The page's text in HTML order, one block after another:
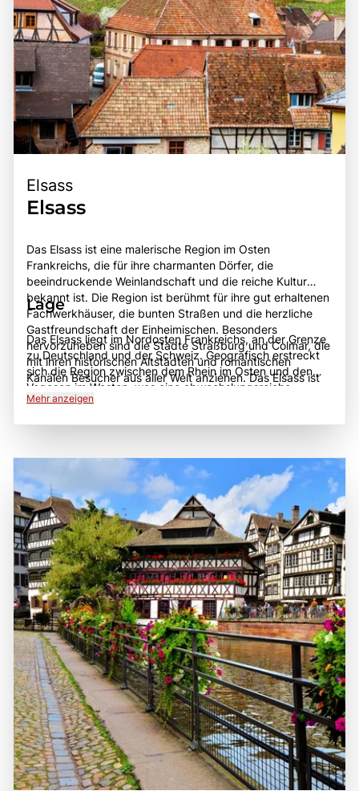
Elsass
Elsass
Das Elsass ist eine malerische Region im Osten
Frankreichs, die für ihre charmanten Dörfer, die
beeindruckende Weinlandschaft und die reiche Kultur
bekannt ist. Die Region ist berühmt für ihre gut erhaltenen
Fachwerkhäuser, die bunten Straßen und die herzliche
Gastfreundschaft der Einheimischen. Besonders
hervorzuheben sind die Städte Straßburg und Colmar, die
mit ihren historischen Altstädten und romantischen
Kanälen Besucher aus aller Welt anziehen. Das Elsass ist
auch für seine kulinarischen Köstlichkeiten bekannt,
hervorragenden Weine, die entlang der Weinstraße
bewegte Vergangenheit, die von verschiedenen Kulturen
und Einflüssen geprägt ist, was sich in der Architektur, der
Sprache und der Gastronomie widerspiegelt. Ein Besuch
im Elsass ist eine hervorragende Möglichkeit, die
Schönheit der Landschaft zu genießen, die lokale Kultur
zu erleben und die köstliche elsässische Küche zu
probieren.
Lage
Das Elsass liegt im Nordosten Frankreichs, an der Grenze
zu Deutschland und der Schweiz. Geografisch erstreckt
sich die Region zwischen dem Rhein im Osten und den
Vogesen im Westen, was eine abwechslungsreiche
Landschaft mit sanften Hügeln, Weinbergen und
Mulhouse gewährleisten. Die zentrale Lage macht das
Elsass zu einem idealen Ziel für Tagesausflüge in die
umliegenden Städte und Naturparks, wie den Regionalen
Naturpark Vosges du Nord. Die Kombination aus
natürlicher Schönheit, historischer Bedeutung und der
Möglichkeit, die französische Kultur zu genießen, macht
das Elsass zu einem unverzichtbaren Ziel für Reisende,
die die Vielfalt und den Charme dieser einzigartigen
Region entdecken möchten.
Mehr anzeigen